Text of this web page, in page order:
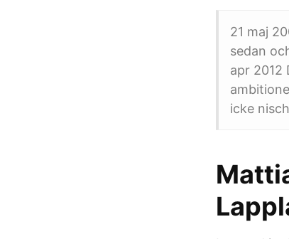
21 maj
sedan
apr 2012
icke